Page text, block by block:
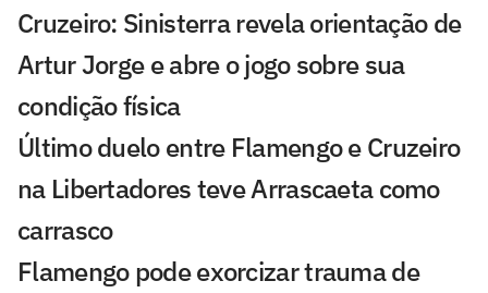
Cruzeiro: Sinisterra revela orientação de
Artur Jorge e abre o jogo sobre sua
condição física
Último duelo entre Flamengo e Cruzeiro
na Libertadores teve Arrascaeta como
carrasco
Flamengo pode exorcizar trauma de